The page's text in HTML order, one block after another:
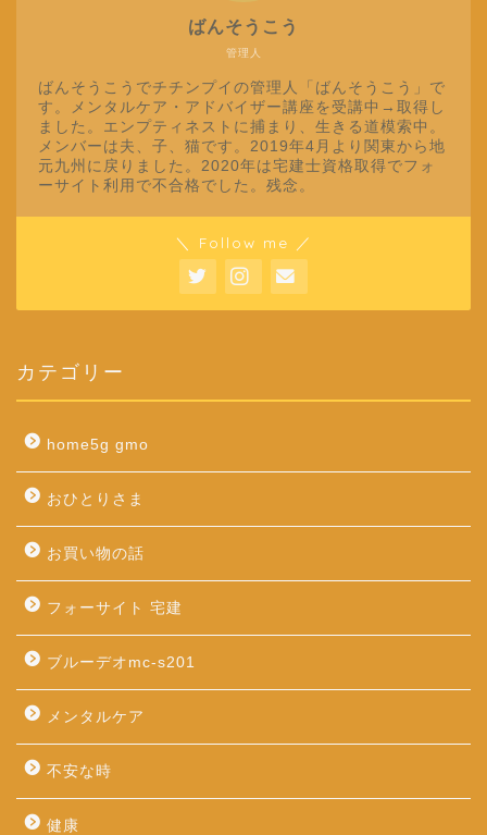
管理人
ばんそうこう
ばんそうこうでチチンプイの管理人「ばんそうこう」で
す。メンタルケア・アドバイザー講座を受講中→取得し
ました。エンプティネストに捕まり、生きる道模索中。
メンバーは夫、子、猫です。2019年4月より関東から地
元九州に戻りました。2020年は宅建士資格取得でフォ
ーサイト利用で不合格でした。残念。
＼ Follow me ／
カテゴリー
home5g gmo
おひとりさま
お買い物の話
フォーサイト 宅建
ブルーデオmc-s201
メンタルケア
不安な時
健康